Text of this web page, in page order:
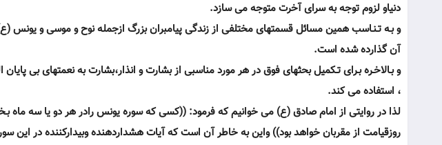
دنياو لزوم توجه به سراى آخرت متوجه مى سازد.
و بـه تـنـاسب همين مسائل قسمتهاى مختلفى از زندگى پيامبران بزرگ ازجمله نوح و موسى و يونس
آن گذارده شده است.
و بـالاخـره بـراى تـكميل بحثهاى فوق در هر مورد مناسبى از بشارت و انذار،بشارت به نعمتهاى بى
، استفاده مى كند.
لذا در روايتى از امام صادق (ع) مى خوانيم كه فرمود: ((كسى كه سوره يونس رادر هر دو يا سه ماه
روزقيامت از مقربان خواهد بود)) واين به خاطر آن است كه آيات هشداردهنده وبيداركننده در اين